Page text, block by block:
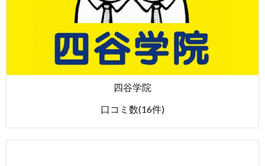
四谷学院
口コミ数(16件)